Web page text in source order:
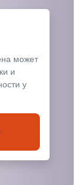
может
и
у